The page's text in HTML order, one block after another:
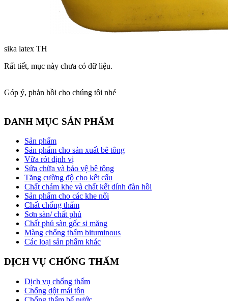
sika latex TH
Rất tiết, mục này chưa có dữ liệu.
Góp ý, phản hồi cho chúng tôi nhé
DANH MỤC SẢN PHẨM
Sản phẩm
Sản phẩm cho sản xuất bê tông
Vữa rót định vị
Sửa chữa và bảo vệ bê tông
Tăng cường độ cho kết cấu
Chất chám khe và chất kết dính đàn hồi
Sản phẩm cho các khe nối
Chất chống thấm
Sơn sàn/ chất phủ
Chất phủ sàn gốc si măng
Màng chống thấm bituminous
Các loại sản phẩm khác
DỊCH VỤ CHỐNG THẤM
Dịch vụ chống thấm
Chống dột mái tôn